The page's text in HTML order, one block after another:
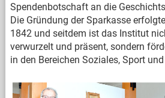
Spendenbotschaft an die
Die Gründung der Sparkasse
1842 und seitdem ist das Institut
verwurzelt und präsent, sondern
in den Bereichen Soziales, Sport